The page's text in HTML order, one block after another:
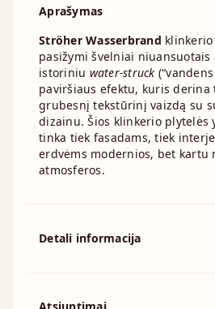
Aprašymas
Ströher Wasserbrand
pasižymi švelniai
istoriniu water-struck
paviršiaus efektu, kuris derina
grubesnį tekstūrinį vaizdą su
dizainu. Šios klinkerio plytelės
tinka tiek fasadams, tiek
erdvėms modernios, bet kartu
atmosferos.
Detali informacija